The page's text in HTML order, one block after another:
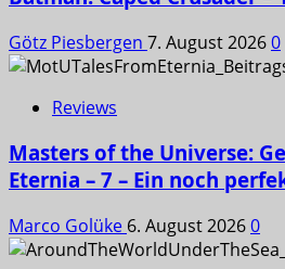
Götz Piesbergen 7. August 20260
Reviews
Masters of the Universe:
Eternia – 7 – Ein noch
Marco Golüke 6. August 20260